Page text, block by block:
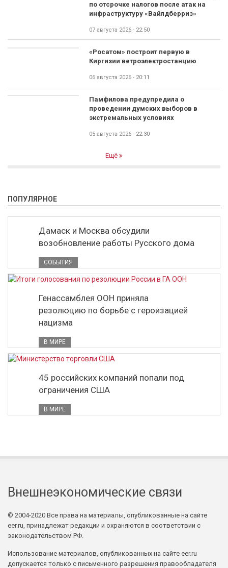
по отсрочке налогов после атак на
инфраструктуру «Вайлдберриз»
07 августа 2026 - 22:50
«Росатом» построит первую в
Киргизии ветроэлектростанцию
06 августа 2026 - 20:11
Памфилова предупредила о
проведении думских выборов в
экстремальных условиях
05 августа 2026 - 22:30
Ещё
ПОПУЛЯРНОЕ
Дамаск и Москва обсудили
возобновление работы Русского дома
СОБЫТИЯ
Генассамблея ООН приняла
резолюцию по борьбе с героизацией
нацизма
В МИРЕ
45 российских компаний попали под
ограничения США
В МИРЕ
Внешнеэкономические связи
© 2004-2020 Все права на материалы, опубликованные на сайте
eer.ru, принадлежат редакции и охраняются в соответствии с
законодательством РФ.
Использование материалов, опубликованных на сайте eer.ru
допускается только с письменного разрешения правообладателя